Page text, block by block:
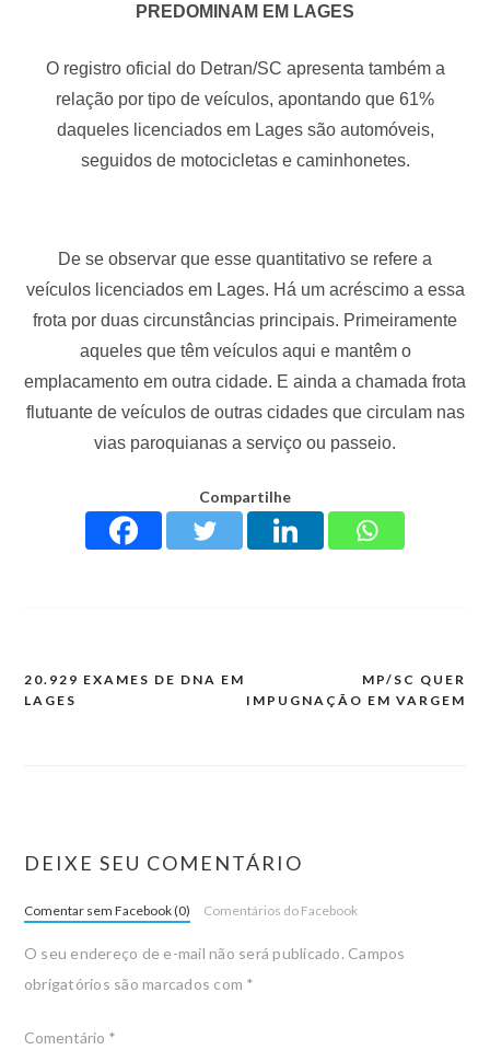
PREDOMINAM EM LAGES
O registro oficial do Detran/SC apresenta também a
relação por tipo de veículos, apontando que 61%
daqueles licenciados em Lages são automóveis,
seguidos de motocicletas e caminhonetes.
De se observar que esse quantitativo se refere a
veículos licenciados em Lages. Há um acréscimo a essa
frota por duas circunstâncias principais. Primeiramente
aqueles que têm veículos aqui e mantêm o
emplacamento em outra cidade. E ainda a chamada frota
flutuante de veículos de outras cidades que circulam nas
vias paroquianas a serviço ou passeio.
Compartilhe
20.929 EXAMES DE DNA EM
LAGES
MP/SC QUER
IMPUGNAÇÃO EM VARGEM
DEIXE SEU COMENTÁRIO
Comentar sem Facebook (0) Comentários do Facebook
O seu endereço de e-mail não será publicado. Campos
obrigatórios são marcados com *
Comentário *